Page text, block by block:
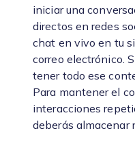
iniciar una
directos en redes
chat en vivo en tu
correo electrónico.
tener todo ese
Para mantener el
interacciones
deberás almacenar